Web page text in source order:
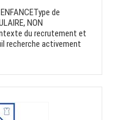
de
NON
du recrutement et
recherche activement